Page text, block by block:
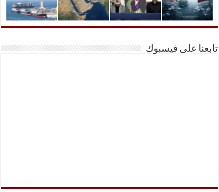
تابعنا على فيسبوك